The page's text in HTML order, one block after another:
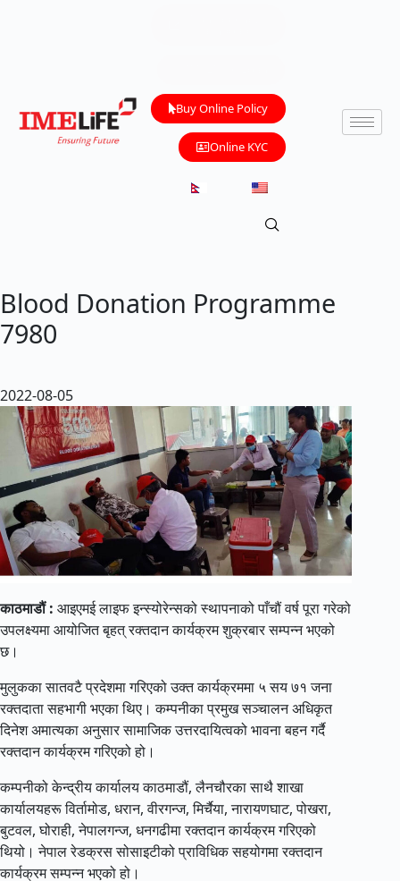
Buy Online Policy
Online KYC
Blood Donation Programme
7980
2022-08-05
काठमाडौं : आइएमई लाइफ इन्स्योरेन्सको स्थापनाको पाँचौं वर्ष पूरा गरेको
उपलक्ष्यमा आयोजित बृहत् रक्तदान कार्यक्रम शुक्रबार सम्पन्न भएको
छ।
मुलुकका सातवटै प्रदेशमा गरिएको उक्त कार्यक्रममा ५ सय ७१ जना
रक्तदाता सहभागी भएका थिए। कम्पनीका प्रमुख सञ्चालन अधिकृत
दिनेश अमात्यका अनुसार सामाजिक उत्तरदायित्वको भावना बहन गर्दै
रक्तदान कार्यक्रम गरिएको हो।
कम्पनीको केन्द्रीय कार्यालय काठमाडौं, लैनचौरका साथै शाखा
कार्यालयहरू विर्तामोड, धरान, वीरगन्ज, मिर्चैया, नारायणघाट, पोखरा,
बुटवल, घोराही, नेपालगन्ज, धनगढीमा रक्तदान कार्यक्रम गरिएको
थियो। नेपाल रेडक्रस सोसाइटीको प्राविधिक सहयोगमा रक्तदान
कार्यक्रम सम्पन्न भएको हो।